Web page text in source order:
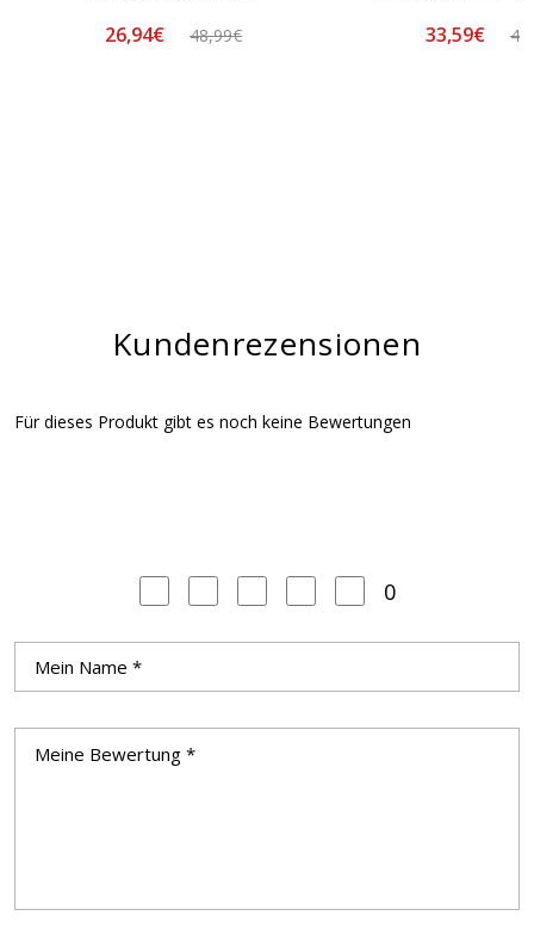
26,94€ 48,99€ 33,59€
Kundenrezensionen
Für dieses Produkt gibt es noch keine Bewertungen
0